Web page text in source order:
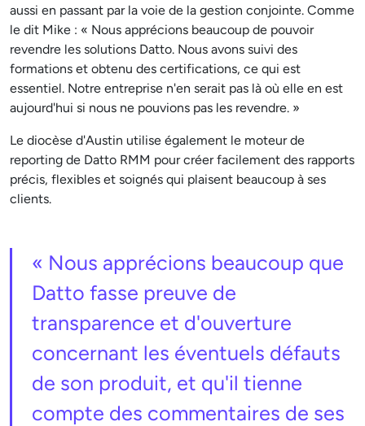
aussi en passant par la voie de la gestion conjointe. Comme
le dit Mike : « Nous apprécions beaucoup de pouvoir
revendre les solutions Datto. Nous avons suivi des
formations et obtenu des certifications, ce qui est
essentiel. Notre entreprise n'en serait pas là où elle en est
aujourd'hui si nous ne pouvions pas les revendre. »
Le diocèse d'Austin utilise également le moteur de
reporting de Datto RMM pour créer facilement des rapports
précis, flexibles et soignés qui plaisent beaucoup à ses
clients.
« Nous apprécions beaucoup que
Datto fasse preuve de
transparence et d'ouverture
concernant les éventuels défauts
de son produit, et qu'il tienne
compte des commentaires de ses